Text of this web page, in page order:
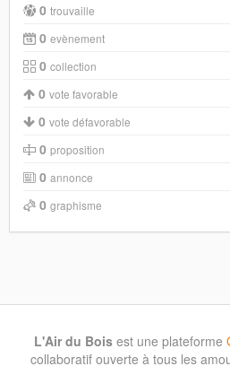
0 trouvaille
0 evènement
0 collection
0 vote favorable
0 vote défavorable
0 proposition
0 annonce
0 graphisme
L'Air du Bois est une plateforme
collaboratif ouverte à tous les